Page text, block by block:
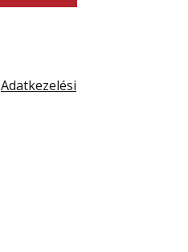
Adatkezelési